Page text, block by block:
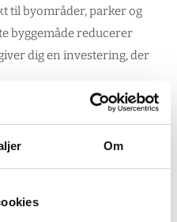
Om
til byområder, parker og
byggemåde reducerer
dig en investering, der
enkeltsidet indkast og
fordel for kommuner,